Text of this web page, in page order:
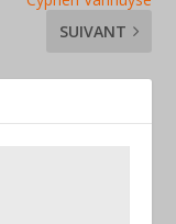
SUIVANT